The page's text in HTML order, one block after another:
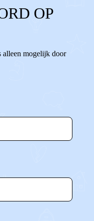
OP
alleen mogelijk door